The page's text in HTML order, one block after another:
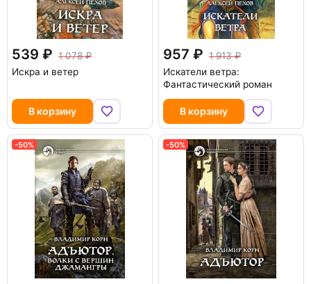
539
1 078
Искра и ветер
В корзину
957
1 913
Искатели ветра:
Фантастический роман
В корзину
-50% -50%